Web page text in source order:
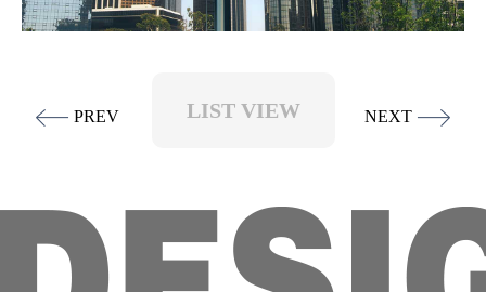
PREV LIST VIEW NEXT